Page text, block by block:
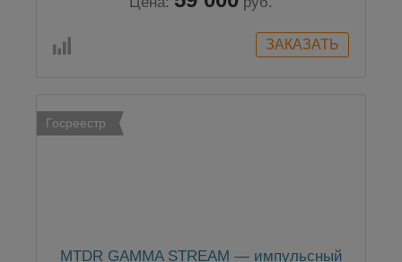
Госреестр
MTDR GAMMA STREAM — импульсный